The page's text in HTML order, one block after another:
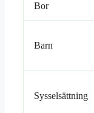
Bor
Barn
Sysselsättning